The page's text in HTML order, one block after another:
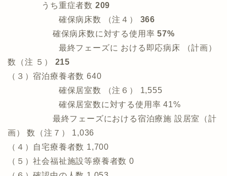
うち重症者数 209
確保病床数 （注４） 366
確保病床数に対する使用率57%
最終フェーズに おける即応病床 （計画）
数（注 ５） 215
（３）宿泊療養者数 640
確保居室数 （注６） 1,555
確保居室数に対する使用率 41%
最終フェーズにおける宿泊療施 設居室（計
画） 数（注７） 1,036
（４）自宅療養者数 1,700
（５）社会福祉施設等療養者数 0